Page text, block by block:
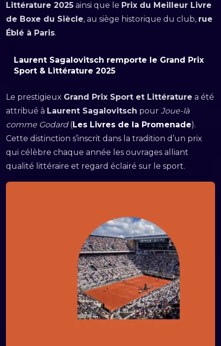
Littérature 2025 ainsi que le Prix du Meilleur Livre
de Boxe du Siècle, au siège historique du club, rue
Éblé à Paris.
Laurent Sagalovitsch remporte le Grand Prix
Sport & Littérature 2025
Le prestigieux Grand Prix Sport et Littérature a été
attribué à Laurent Sagalovitsch pour Joue-là
comme Godard(Les Livres de la Promenade).
Cette distinction s’inscrit dans la tradition d’un prix
qui célèbre chaque année les ouvrages alliant
qualité littéraire et regard éclairé sur le sport.